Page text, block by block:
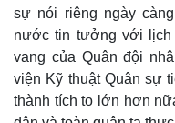
sự nói riêng ngày
nước tin tưởng với lịch
vang của Quân đội
viện Kỹ thuật Quân sự
thành tích to lớn hơn